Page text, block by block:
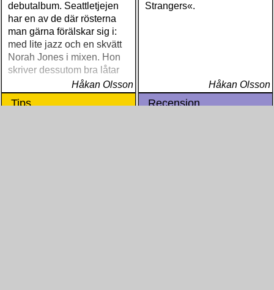
debutalbum. Seattletjejen
har en av de där rösterna
man gärna förälskar sig i:
med lite jazz och en skvätt
Norah Jones i mixen. Hon
skriver dessutom bra låtar
Håkan Olsson
Strangers«.
Håkan Olsson
Tips Recension